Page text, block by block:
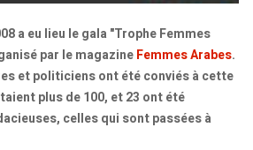
a eu lieu le gala "Trophe Femmes
par le magazineFemmes Arabes.
et politiciens ont été conviés à cette
plus de 100, et 23 ont été
celles qui sont passées à